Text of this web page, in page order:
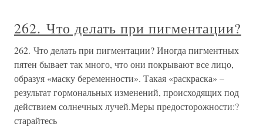
262. Что делать при пигментации?
262. Что делать при пигментации? Иногда пигментных
пятен бывает так много, что они покрывают все лицо,
образуя «маску беременности». Такая «раскраска» –
результат гормональных изменений, происходящих под
действием солнечных лучей.Меры предосторожности:?
старайтесь